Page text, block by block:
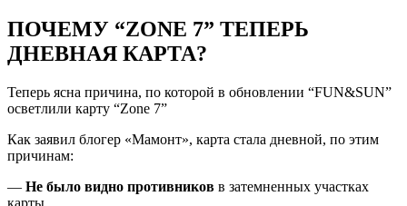
ПОЧЕМУ “ZONE 7” ТЕПЕРЬ
ДНЕВНАЯ КАРТА?
Теперь ясна причина, по которой в обновлении “FUN&SUN”
осветлили карту “Zone 7”
Как заявил блогер «Мамонт», карта стала дневной, по этим
причинам:
— Не было видно противников в затемненных участках
карты